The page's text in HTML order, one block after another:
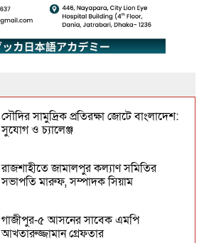
সৌদির সামুদ্রিক প্রতিরক্ষা জোটে বাংলাদেশ:
সুযোগ ও চ্যালেঞ্জ
রাজশাহীতে জামালপুর কল্যাণ সমিতির
সভাপতি মারুফ, সম্পাদক সিয়াম
গাজীপুর-৫ আসনের সাবেক এমপি
আখতারুজ্জামান গ্রেফতার